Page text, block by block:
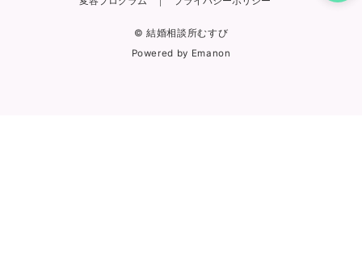
© 結婚相談所むすび
Powered by Emanon